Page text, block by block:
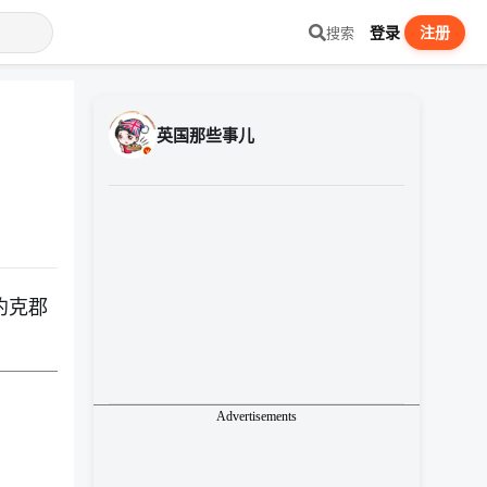
搜索 登录 注册
克郡
英国那些事儿
Advertisements